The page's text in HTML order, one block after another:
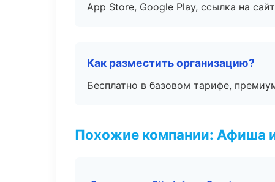
App Store, Google Play, ссылка на
Как разместить организацию?
Бесплатно в базовом тарифе,
Похожие компании: Афиша